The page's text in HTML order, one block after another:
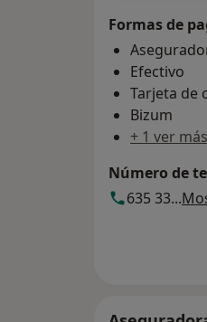
Formas de
Efectivo
Tarjeta de
Bizum
+ 1 ver más
Número de
635 33...